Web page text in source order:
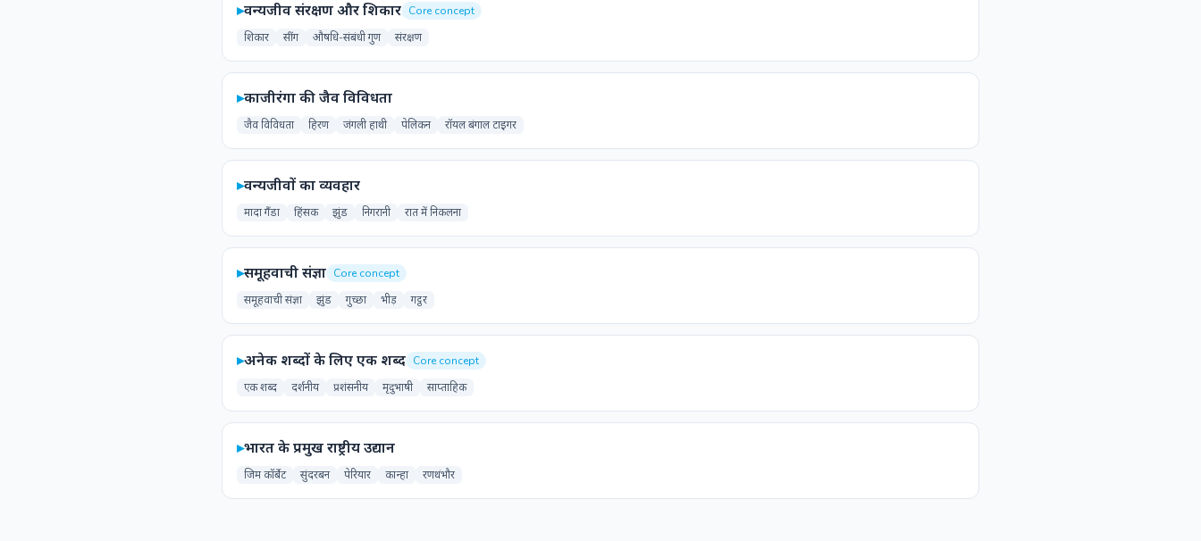
▸वन्यजीव संरक्षण और शिकार Core concept
शिकार
सींग औषधि-संबंधी गुण संरक्षण
▸काजीरंगा की जैव विविधता
जैव विविधता हिरण जंगली हाथी पेलिकन रॉयल बंगाल टाइगर
▸वन्यजीवों का व्यवहार
मादा गैंडा हिंसक झुंड निगरानी रात में निकलना
▸समूहवाची संज्ञा Core concept
समूहवाची संज्ञा
झुंड गुच्छा भीड़ गट्ठर
▸अनेक शब्दों के लिए एक शब्द Core concept
एक शब्द
दर्शनीय प्रशंसनीय मृदुभाषी साप्ताहिक
▸भारत के प्रमुख राष्ट्रीय उद्यान
जिम कॉर्बेट सुंदरबन पेरियार कान्हा रणथंभौर